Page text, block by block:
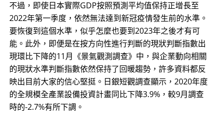
不過，即使日本實際GDP按照預測平均值保持正增長至
2022年第一季度，依然無法達到新冠疫情發生前的水準。
要恢復到這個水準，似乎怎麼也要到2023年之後才有可
能。此外，即便是在按方向性進行判斷的現狀判斷指數出
現環比下降的11月《景氣觀測調查》中，與企業動向相關
的現狀水準判斷指數依然保持了回暖趨勢，許多資料都反
映出目前大家的信心堅挺。日銀短觀調查顯示，2020年度
的全規模全產業設備投資計畫同比下降3.9%，較9月調查
時的-2.7%有所下調。